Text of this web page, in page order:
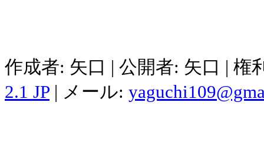
作成者: 矢口 | 公開者: 矢口 |
2.1 JP | メール: